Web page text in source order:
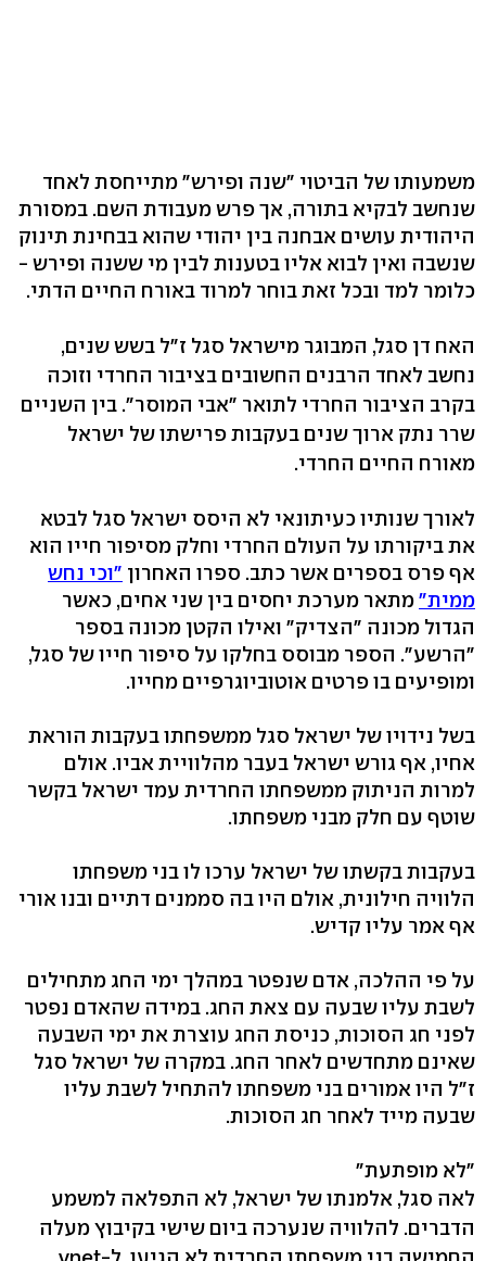
משמעותו של הביטוי "שנה ופירש" מתייחסת לאחד
שנחשב לבקיא בתורה, אך פרש מעבודת השם. במסורת
היהודית עושים אבחנה בין יהודי שהוא בבחינת תינוק
שנשבה ואין לבוא אליו בטענות לבין מי ששנה ופירש -
כלומר למד ובכל זאת בוחר למרוד באורח החיים הדתי.
האח דן סגל, המבוגר מישראל סגל ז"ל בשש שנים,
נחשב לאחד הרבנים החשובים בציבור החרדי וזוכה
בקרב הציבור החרדי לתואר "אבי המוסר". בין השניים
שרר נתק ארוך שנים בעקבות פרישתו של ישראל
מאורח החיים החרדי.
לאורך שנותיו כעיתונאי לא היסס ישראל סגל לבטא
את ביקורתו על העולם החרדי וחלק מסיפור חייו הוא
אף פרס בספרים אשר כתב. ספרו האחרון "וכי נחש
ממית"מתאר מערכת יחסים בין שני אחים, כאשר
הגדול מכונה "הצדיק" ואילו הקטן מכונה בספר
"הרשע". הספר מבוסס בחלקו על סיפור חייו של סגל,
ומופיעים בו פרטים אוטוביוגרפיים מחייו.
בשל נידויו של ישראל סגל ממשפחתו בעקבות הוראת
אחיו, אף גורש ישראל בעבר מהלוויית אביו. אולם
למרות הניתוק ממשפחתו החרדית עמד ישראל בקשר
שוטף עם חלק מבני משפחתו.
בעקבות בקשתו של ישראל ערכו לו בני משפחתו
הלוויה חילונית, אולם היו בה סממנים דתיים ובנו אורי
אף אמר עליו קדיש.
על פי ההלכה, אדם שנפטר במהלך ימי החג מתחילים
לשבת עליו שבעה עם צאת החג. במידה שהאדם נפטר
לפני חג הסוכות, כניסת החג עוצרת את ימי השבעה
שאינם מתחדשים לאחר החג. במקרה של ישראל סגל
ז"ל היו אמורים בני משפחתו להתחיל לשבת עליו
שבעה מייד לאחר חג הסוכות.
"לא מופתעת"
לאה סגל, אלמנתו של ישראל, לא התפלאה למשמע
הדברים. להלוויה שנערכה ביום שישי בקיבוץ מעלה